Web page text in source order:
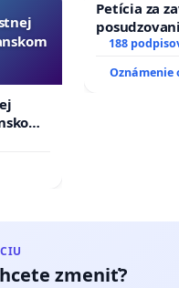
Petícia za
zboru SR
188
zmeniť?